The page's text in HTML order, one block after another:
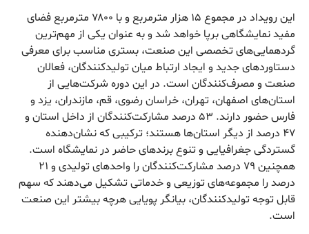
این رویداد در مجموع ۱۵ هزار مترمربع و با ۷۸۰۰ مترمربع فضای
مفید نمایشگاهی برپا خواهد شد و به عنوان یکی از مهم‌ترین
گردهمایی‌های تخصصی این صنعت، بستری مناسب برای معرفی
دستاوردهای جدید و ایجاد ارتباط میان تولیدکنندگان، فعالان
صنعت و مصرف‌کنندگان است. در این دوره شرکت‌هایی از
استان‌های اصفهان، تهران، خراسان رضوی، قم، مازندران، یزد و
فارس حضور دارند. ۵۳ درصد مشارکت‌کنندگان از داخل استان و
۴۷ درصد از دیگر استان‌ها هستند؛ ترکیبی که نشان‌دهنده
گستردگی جغرافیایی و تنوع برندهای حاضر در نمایشگاه است.
همچنین ۷۹ درصد مشارکت‌کنندگان را واحدهای تولیدی و ۲۱
درصد را مجموعه‌های توزیعی و خدماتی تشکیل می‌دهند که سهم
قابل توجه تولیدکنندگان، بیانگر پویایی هرچه بیشتر این صنعت
است.